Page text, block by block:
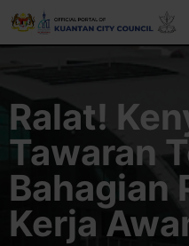
Skip
Ralat!
Tawaran
Bahagian
Kerja